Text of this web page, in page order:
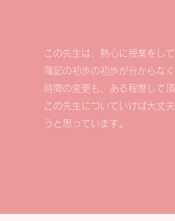
この先生は、熱心に授業をして
簿記の初歩の初歩が分からな
時間の変更も、ある程度して
この先生についていけば大丈
うと思っています。